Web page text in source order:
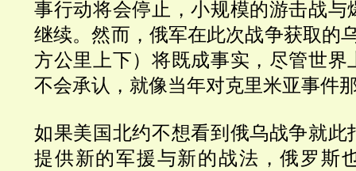
事行动将会停止，小规模的游击战与
继续。然而，俄军在此次战争获取的
方公里上下）将既成事实，尽管世界
不会承认，就像当年对克里米亚事件
如果美国北约不想看到俄乌战争就此
提供新的军援与新的战法，俄罗斯